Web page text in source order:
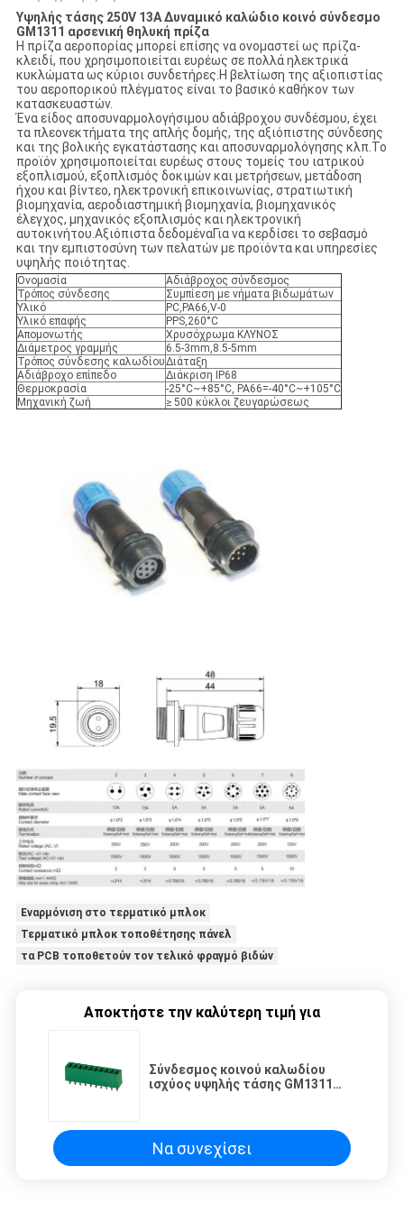
Υψηλής τάσης 250V 13A Δυναμικό καλώδιο κοινό σύνδεσμο
GM1311 αρσενική θηλυκή πρίζα
Η πρίζα αεροπορίας μπορεί επίσης να ονομαστεί ως πρίζα-
κλειδί, που χρησιμοποιείται ευρέως σε πολλά ηλεκτρικά
κυκλώματα ως κύριοι συνδετήρες.Η βελτίωση της αξιοπιστίας
του αεροπορικού πλέγματος είναι το βασικό καθήκον των
κατασκευαστών.
Ένα είδος αποσυναρμολογήσιμου αδιάβροχου συνδέσμου, έχει
τα πλεονεκτήματα της απλής δομής, της αξιόπιστης σύνδεσης
και της βολικής εγκατάστασης και αποσυναρμολόγησης κλπ.Το
προϊόν χρησιμοποιείται ευρέως στους τομείς του ιατρικού
εξοπλισμού, εξοπλισμός δοκιμών και μετρήσεων, μετάδοση
ήχου και βίντεο, ηλεκτρονική επικοινωνίας, στρατιωτική
βιομηχανία, αεροδιαστημική βιομηχανία, βιομηχανικός
έλεγχος, μηχανικός εξοπλισμός και ηλεκτρονική
αυτοκινήτου.Αξιόπιστα δεδομέναΓια να κερδίσει το σεβασμό
και την εμπιστοσύνη των πελατών με προϊόντα και υπηρεσίες
υψηλής ποιότητας.
Ονομασία
Αδιάβροχος σύνδεσμος
Τρόπος σύνδεσης
Συμπίεση με νήματα βιδωμάτων
Υλικό
PC,PA66,V-0
Υλικό επαφής
PPS,260°C
Απομονωτής
Χρυσόχρωμα ΚΛΥΝΟΣ
Διάμετρος γραμμής
6.5-3mm,8.5-5mm
Τρόπος σύνδεσης καλωδίουΔιάταξη
Αδιάβροχο επίπεδο
Διάκριση IP68
Θερμοκρασία
-25°C~+85°C, PA66=-40°C~+105°C
Μηχανική ζωή
≥ 500 κύκλοι ζευγαρώσεως
Εναρμόνιση στο τερματικό μπλοκ
Τερματικό μπλοκ τοποθέτησης πάνελ
τα PCB τοποθετούν τον τελικό φραγμό βιδών
Αποκτήστε την καλύτερη τιμή για
Σύνδεσμος κοινού καλωδίου
ισχύος υψηλής τάσης GM1311
Να συνεχίσει